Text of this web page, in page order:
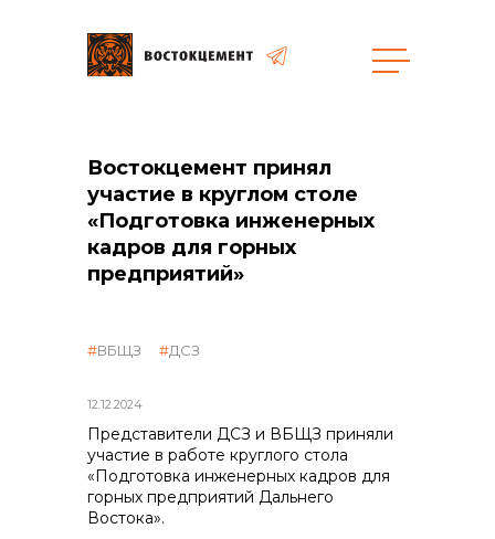
Объекты
общая информация
реализация неликвидов
контакты отдела закупок
Востокцемент принял
участие в круглом столе
«Подготовка инженерных
кадров для горных
предприятий»
12.12.2024
ВБЩЗ ДСЗ
Представители ДСЗ и ВБЩЗ приняли
участие в работе круглого стола
«Подготовка инженерных кадров для
горных предприятий Дальнего
Востока».